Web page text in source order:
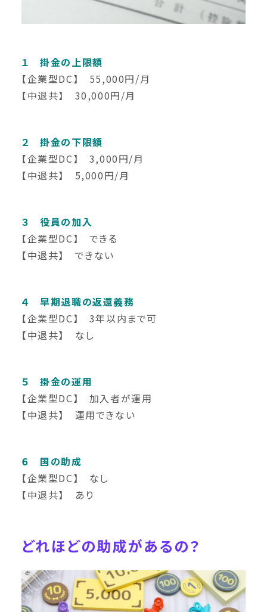
１ 掛金の上限額
【企業型DC】 55,000円/月
【中退共】 30,000円/月
２ 掛金の下限額
【企業型DC】 3,000円/月
【中退共】 5,000円/月
３ 役員の加入
【企業型DC】 できる
【中退共】 できない
４ 早期退職の返還義務
【企業型DC】 3年以内まで可
【中退共】 なし
５ 掛金の運用
【企業型DC】 加入者が運用
【中退共】 運用できない
６ 国の助成
【企業型DC】 なし
【中退共】 あり
どれほどの助成があるの？